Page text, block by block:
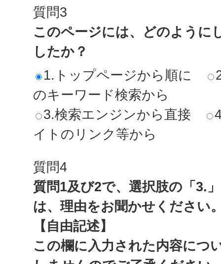
質問3
このページには、どのように
したか？
1.トップページから順に
のキーワード検索から
3.検索エンジンから直接
イトのリンク等から
質問4
質問1及び2で、選択肢の「3.
は、理由をお聞かせください
【自由記述】
この欄に入力された内容につ